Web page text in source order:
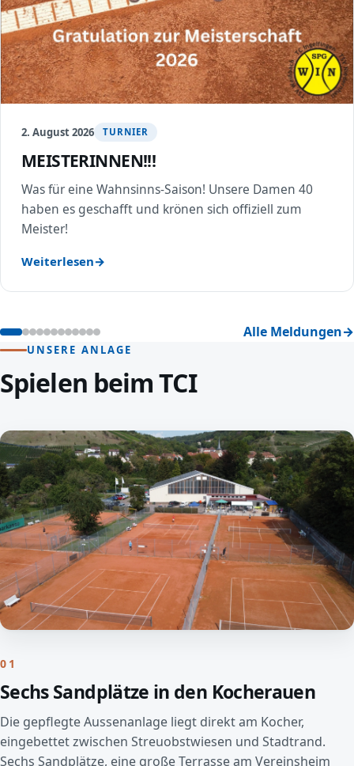
2. August 2026 TURNIER
MEISTERINNEN!!!
Was für eine Wahnsinns-Saison! Unsere Damen 40
haben es geschafft und krönen sich offiziell zum
Meister!
Weiterlesen
Alle Meldungen
UNSERE ANLAGE
Spielen beim TCI
01
Sechs Sandplätze in den Kocherauen
Die gepflegte Aussenanlage liegt direkt am Kocher,
eingebettet zwischen Streuobstwiesen und Stadtrand.
Sechs Sandplätze, eine große Terrasse am Vereinsheim